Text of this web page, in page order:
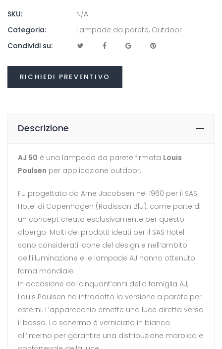
SKU:
N/A
Categoria:
Lampade da parete, Outdoor
Condividi su:
RICHIEDI PREVENTIVO
Descrizione
AJ 50 è una lampada da parete firmata Louis
Poulsen per applicazione outdoor.
Fu progettata da Arne Jacobsen nel 1960 per il SAS
Hotel di Copenhagen (Radisson Blu), come parte di
un concept creato esclusivamente per questo
albergo. Molti dei prodotti ideati per il SAS Hotel
sono considerati icone del design e nell’ambito
dell’illuminazione e le lampade AJ hanno ottenuto
fama mondiale.
In occasione dei cinquant’anni della famiglia AJ,
Louis Poulsen ha introdotto la versione a parete per
esterni. L’apparecchio emette una luce diretta verso
il basso. Lo schermo è verniciato in bianco
all’interno per garantire una distribuzione morbida e